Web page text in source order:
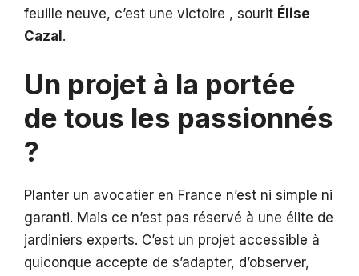
feuille neuve, c’est une victoire , sourit Élise
Cazal.
Un projet à la portée
de tous les passionnés
?
Planter un avocatier en France n’est ni simple ni
garanti. Mais ce n’est pas réservé à une élite de
jardiniers experts. C’est un projet accessible à
quiconque accepte de s’adapter, d’observer,